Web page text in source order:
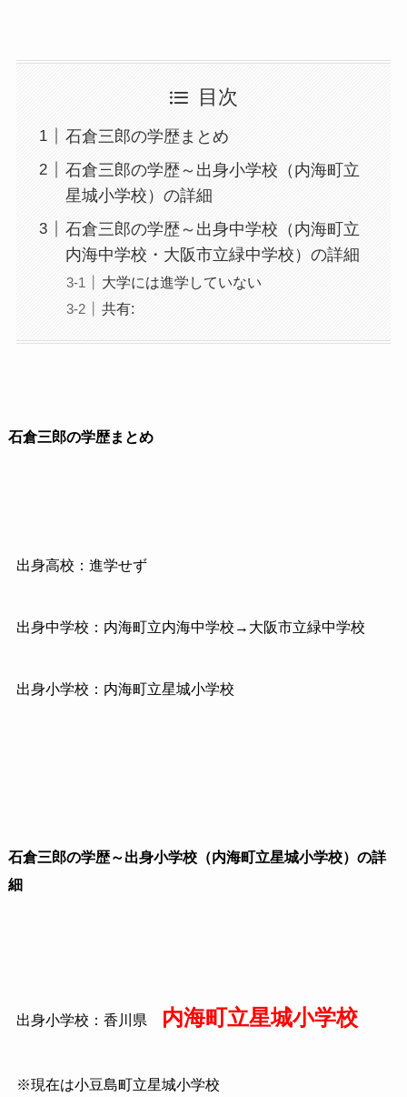
目次
石倉三郎の学歴まとめ
石倉三郎の学歴～出身小学校（内海町立
星城小学校）の詳細
石倉三郎の学歴～出身中学校（内海町立
内海中学校・大阪市立緑中学校）の詳細
大学には進学していない
共有:
石倉三郎の学歴まとめ
出身高校：進学せず
出身中学校：内海町立内海中学校→大阪市立緑中学校
出身小学校：内海町立星城小学校
石倉三郎の学歴～出身小学校（内海町立星城小学校）の詳
細
出身小学校：香川県 内海町立星城小学校
※現在は小豆島町立星城小学校